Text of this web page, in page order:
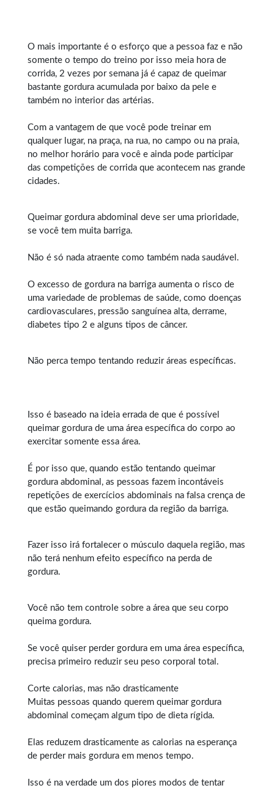
O mais importante é o esforço que a pessoa faz e não
somente o tempo do treino por isso meia hora de
corrida, 2 vezes por semana já é capaz de queimar
bastante gordura acumulada por baixo da pele e
também no interior das artérias.
Com a vantagem de que você pode treinar em
qualquer lugar, na praça, na rua, no campo ou na praia,
no melhor horário para você e ainda pode participar
das competições de corrida que acontecem nas grande
cidades.
Queimar gordura abdominal deve ser uma prioridade,
se você tem muita barriga.
Não é só nada atraente como também nada saudável.
O excesso de gordura na barriga aumenta o risco de
uma variedade de problemas de saúde, como doenças
cardiovasculares, pressão sanguínea alta, derrame,
diabetes tipo 2 e alguns tipos de câncer.
Não perca tempo tentando reduzir áreas específicas.
Isso é baseado na ideia errada de que é possível
queimar gordura de uma área específica do corpo ao
exercitar somente essa área.
É por isso que, quando estão tentando queimar
gordura abdominal, as pessoas fazem incontáveis
repetições de exercícios abdominais na falsa crença de
que estão queimando gordura da região da barriga.
Fazer isso irá fortalecer o músculo daquela região, mas
não terá nenhum efeito específico na perda de
gordura.
Você não tem controle sobre a área que seu corpo
queima gordura.
Se você quiser perder gordura em uma área específica,
precisa primeiro reduzir seu peso corporal total.
Corte calorias, mas não drasticamente
Muitas pessoas quando querem queimar gordura
abdominal começam algum tipo de dieta rígida.
Elas reduzem drasticamente as calorias na esperança
de perder mais gordura em menos tempo.
Isso é na verdade um dos piores modos de tentar